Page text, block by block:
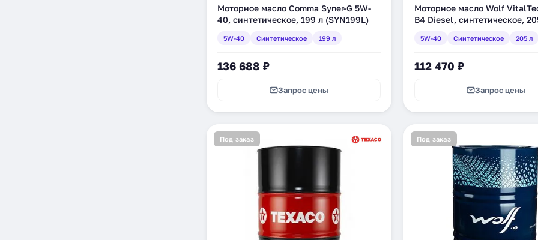
Моторное масло Comma Syner-G 5W-
40, синтетическое, 199 л (SYN199L)
5W-40 Синтетическое 199 л
136 688 ₽
Запрос цены
Моторное масло Wolf
B4 Diesel, синтетическое,
5W-40 Синтетическое 205 л
112 470 ₽
Запрос цены
Под заказ Под заказ